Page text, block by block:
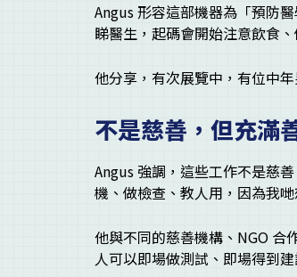
Angus 形容這部機器為「預防
睇醫生，起碼會開始注意飲食、
他分享，有次展覽中，有位中
不是慈善，但充滿
Angus 強調，這些工作不是慈
機、做檢查、教人用，因為我哋
他與不同的慈善機構、NGO 合
人可以即場做測試、即場得到建